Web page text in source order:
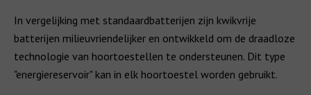
In vergelijking met standaardbatterijen zijn kwikvrije
batterijen milieuvriendelijker en ontwikkeld om de draadloze
technologie van hoortoestellen te ondersteunen. Dit type
"energiereservoir" kan in elk hoortoestel worden gebruikt.